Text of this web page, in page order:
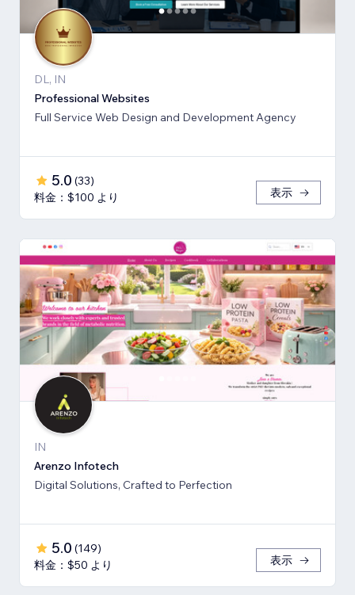
DL, IN
Professional Websites
Full Service Web Design and Development Agency
5.0 (33)
料金：$100 より
表示
IN
Arenzo Infotech
Digital Solutions, Crafted to Perfection
5.0 (149)
料金：$50 より
表示